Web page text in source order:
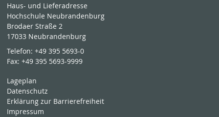
Haus- und Lieferadresse
Hochschule Neubrandenburg
Brodaer Straße 2
17033 Neubrandenburg
Telefon:+49 395 5693-0
Fax:+49 395 5693-9999
Lageplan
Datenschutz
Erklärung zur Barrierefreiheit
Impressum